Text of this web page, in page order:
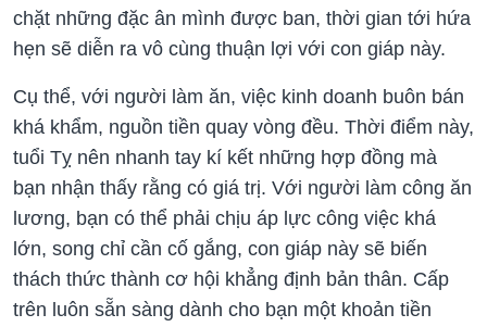
chặt những đặc ân mình được ban, thời gian tới hứa
hẹn sẽ diễn ra vô cùng thuận lợi với con giáp này.
Cụ thể, với người làm ăn, việc kinh doanh buôn bán
khá khẩm, nguồn tiền quay vòng đều. Thời điểm này,
tuổi Tỵ nên nhanh tay kí kết những hợp đồng mà
bạn nhận thấy rằng có giá trị. Với người làm công ăn
lương, bạn có thể phải chịu áp lực công việc khá
lớn, song chỉ cần cố gắng, con giáp này sẽ biến
thách thức thành cơ hội khẳng định bản thân. Cấp
trên luôn sẵn sàng dành cho bạn một khoản tiền